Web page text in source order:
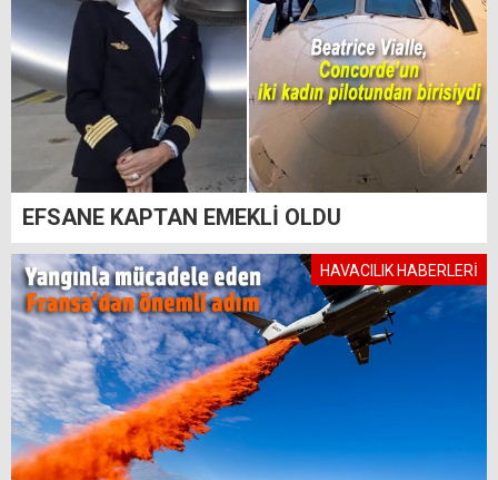
EFSANE KAPTAN EMEKLİ OLDU
HAVACILIK HABERLERİ